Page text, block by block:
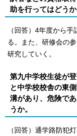
助を行ってはどうか
（回答）4年度から
る。また、研修会の
研究していく。
第九中学校生徒が
と中学校校舎の東
溝があり、危険で
うか。
（回答）通学路防犯